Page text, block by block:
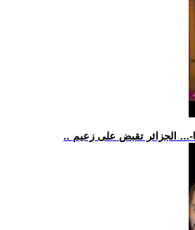
... الجزائر تقبض على زعيم